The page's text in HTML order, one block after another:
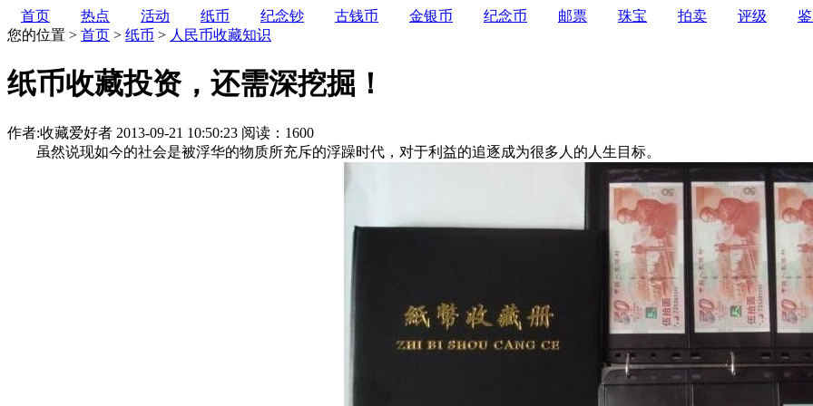
首页 热点 活动 纸币 纪念钞 古钱币 金银币 纪念币 邮票 珠宝 拍卖 评级
您的位置 > 首页 > 纸币 > 人民币收藏知识
纸币收藏投资，还需深挖掘！
作者:收藏爱好者 2013-09-21 10:50:23 阅读：1600
虽然说现如今的社会是被浮华的物质所充斥的浮躁时代，对于利益的追逐成为很多人的人生目标。